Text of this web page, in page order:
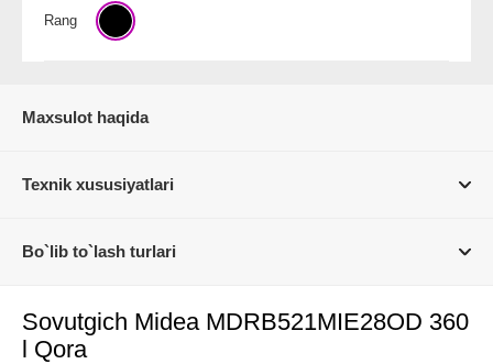
Rang
Maxsulot haqida
Texnik xususiyatlari
Bo`lib to`lash turlari
Sovutgich Midea MDRB521MIE28OD 360
l Qora